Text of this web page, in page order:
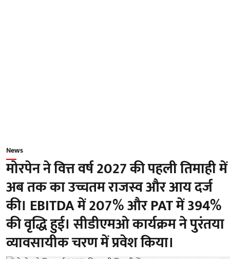
News
मोरपेन ने वित्त वर्ष 2027 की पहली तिमाही में
अब तक का उच्चतम राजस्व और आय दर्ज
की। EBITDA में 207% और PAT में 394%
की वृद्धि हुई। सीडीएमओ कार्यक्रम ने पुरंतया
व्यावसायीक चरण में प्रवेश किया।